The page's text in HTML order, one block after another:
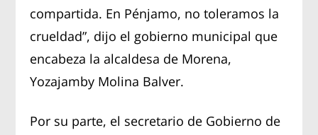
compartida. En Pénjamo, no toleramos la
crueldad”, dijo el gobierno municipal que
encabeza la alcaldesa de Morena,
Yozajamby Molina Balver.
Por su parte, el secretario de Gobierno de